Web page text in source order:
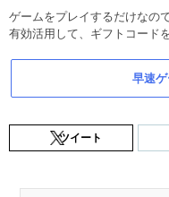
ゲームをプレイするだけなの
有効活用して、ギフトコード
早速ゲ
ツイート